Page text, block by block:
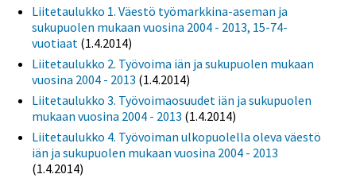
Liitetaulukko 1. Väestö työmarkkina-aseman ja
sukupuolen mukaan vuosina 2004 - 2013, 15-74-
vuotiaat (1.4.2014)
Liitetaulukko 2. Työvoima iän ja sukupuolen mukaan
vuosina 2004 - 2013 (1.4.2014)
Liitetaulukko 3. Työvoimaosuudet iän ja sukupuolen
mukaan vuosina 2004 - 2013 (1.4.2014)
Liitetaulukko 4. Työvoiman ulkopuolella oleva väestö
iän ja sukupuolen mukaan vuosina 2004 - 2013
(1.4.2014)